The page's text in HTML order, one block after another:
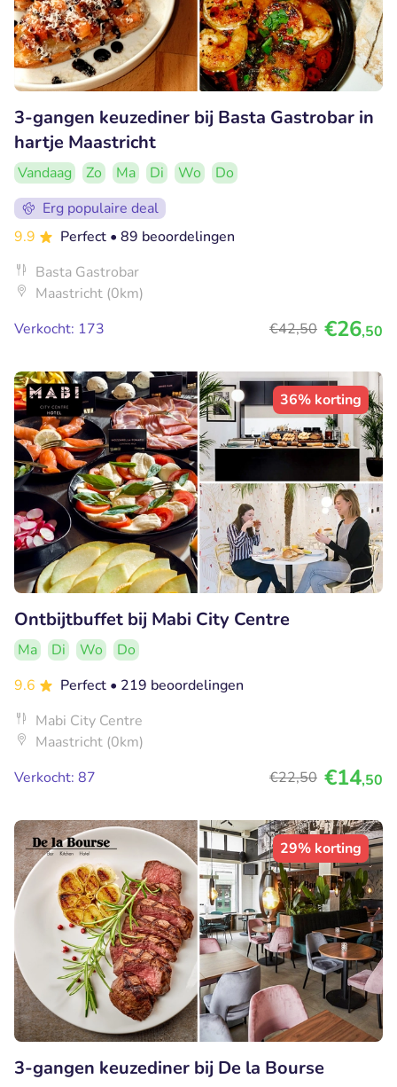
3-gangen keuzediner bij Basta Gastrobar in
hartje Maastricht
Vandaag Zo Ma Di Wo
Do
Erg populaire deal
9.9
Perfect • 89 beoordelingen
Basta Gastrobar
Maastricht (0km)
Verkocht: 173
€42,50 €26,50
36% korting
Ontbijtbuffet bij Mabi City Centre
Ma Di Wo
Do
9.6
Perfect • 219 beoordelingen
Mabi City Centre
Maastricht (0km)
Verkocht: 87
€22,50 €14,50
29% korting
3-gangen keuzediner bij De la Bourse